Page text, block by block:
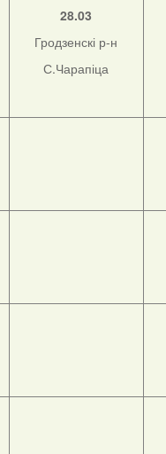
28.03
Гродзенскі р-н
С.Чарапіца